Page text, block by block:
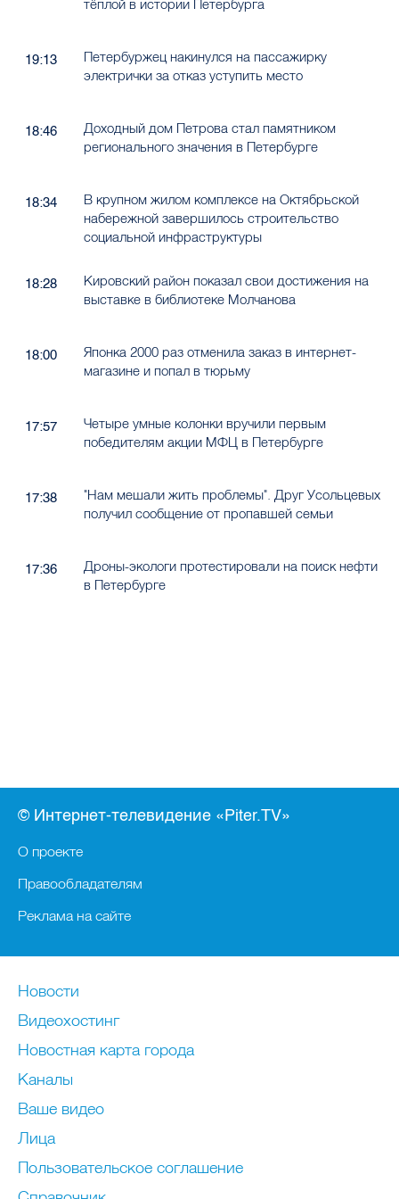
тёплой в истории Петербурга
19:13
Петербуржец накинулся на пассажирку
электрички за отказ уступить место
18:46
Доходный дом Петрова стал памятником
регионального значения в Петербурге
18:34
В крупном жилом комплексе на Октябрьской
набережной завершилось строительство
социальной инфраструктуры
18:28
Кировский район показал свои достижения на
выставке в библиотеке Молчанова
18:00
Японка 2000 раз отменила заказ в интернет-
магазине и попал в тюрьму
17:57
Четыре умные колонки вручили первым
победителям акции МФЦ в Петербурге
17:38
"Нам мешали жить проблемы". Друг Усольцевых
получил сообщение от пропавшей семьи
17:36
Дроны-экологи протестировали на поиск нефти
в Петербурге
© Интернет-телевидение «Piter.TV»
О проекте
Правообладателям
Реклама на сайте
Новости
Видеохостинг
Новостная карта города
Каналы
Ваше видео
Лица
Пользовательское соглашение